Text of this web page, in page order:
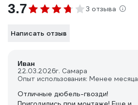
3.7 3 отзыва
Написать отзыв
Иван
22.03.2026г. Самара
Опыт использования: Менее месяца
Отличные дюбель-гвозди!